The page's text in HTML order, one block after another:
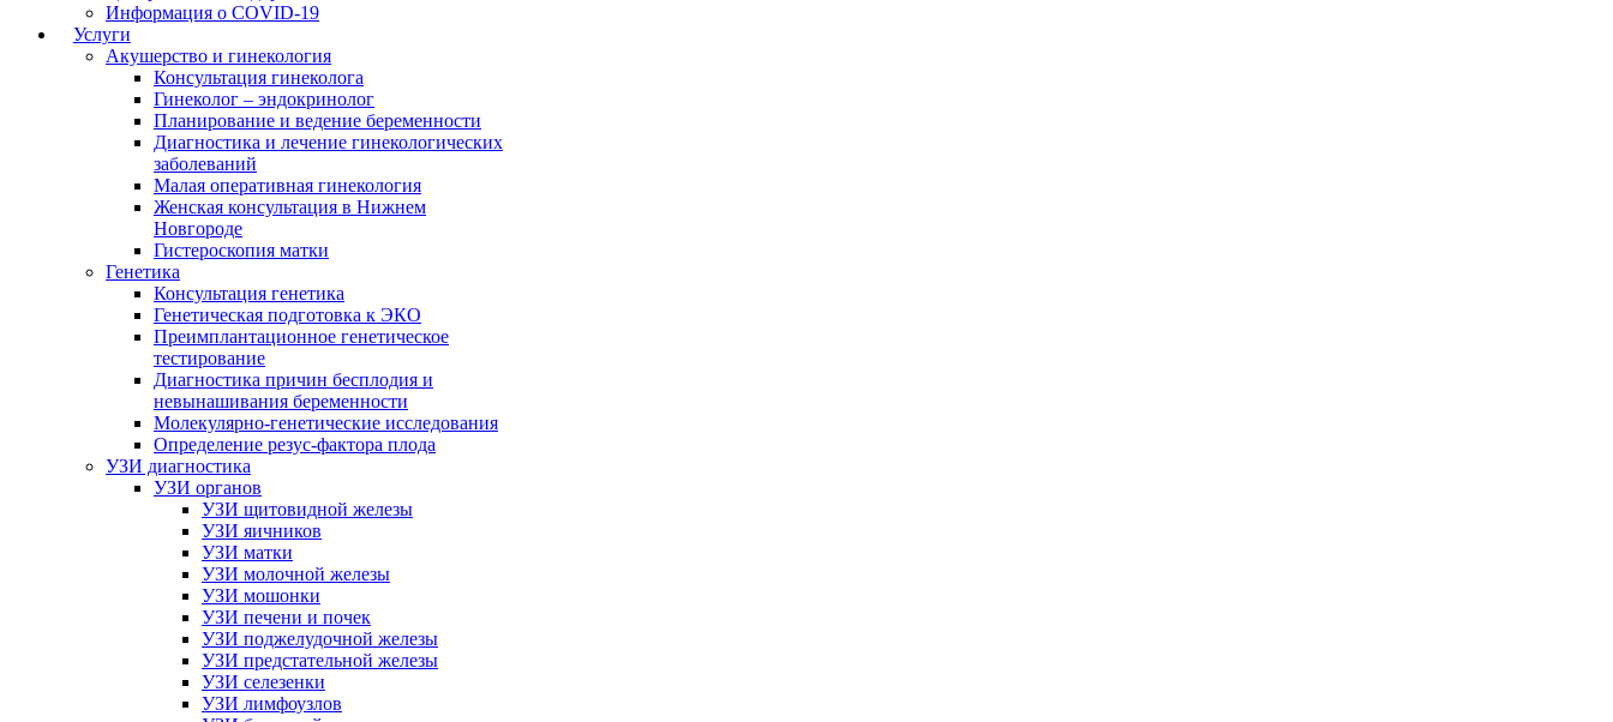
Информация о COVID-19
Услуги
Акушерство и гинекология
Консультация гинеколога
Гинеколог – эндокринолог
Планирование и ведение беременности
Диагностика и лечение гинекологических
заболеваний
Малая оперативная гинекология
Женская консультация в Нижнем
Новгороде
Гистероскопия матки
Генетика
Консультация генетика
Генетическая подготовка к ЭКО
Преимплантационное генетическое
тестирование
Диагностика причин бесплодия и
невынашивания беременности
Молекулярно-генетические исследования
Определение резус-фактора плода
УЗИ диагностика
УЗИ органов
УЗИ щитовидной железы
УЗИ яичников
УЗИ матки
УЗИ молочной железы
УЗИ мошонки
УЗИ печени и почек
УЗИ поджелудочной железы
УЗИ предстательной железы
УЗИ селезенки
УЗИ лимфоузлов